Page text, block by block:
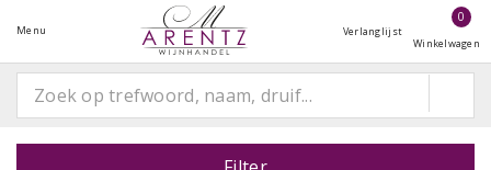
Menu Verlanglijst
0
Winkelwagen